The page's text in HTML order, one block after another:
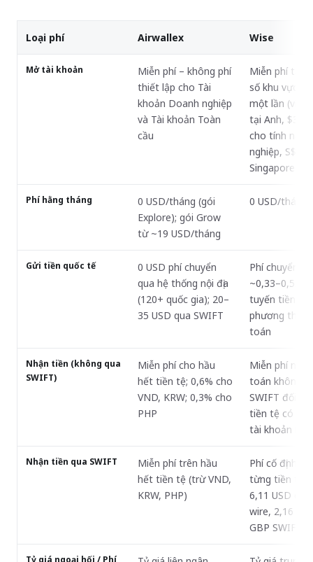
Loại phí Airwallex Wise
Mở tài khoản
Miễn phí – không phí
thiết lập cho Tài
khoản Doanh nghiệp
và Tài khoản Toàn
cầu
Miễn phí tại
số khu vực
một lần (ví
tại Anh, $31
cho tính
nghiệp, S$99
Singapore)
Phí hằng tháng
0 USD/tháng (gói
Explore); gói Grow
từ ~19 USD/tháng
0 USD/tháng
Gửi tiền quốc tế
0 USD phí chuyển
qua hệ thống nội địa
(120+ quốc gia); 20–
35 USD qua SWIFT
Phí chuyển
~0,33–0,55%
tuyến tiền tệ
phương thức
toán
Nhận tiền (không qua
SWIFT)
Miễn phí cho hầu
hết tiền tệ; 0,6% cho
VND, KRW; 0,3% cho
PHP
Miễn phí
toán không
SWIFT đối
tiền tệ có
tài khoản nội
Nhận tiền qua SWIFT
Miễn phí trên hầu
hết tiền tệ (trừ VND,
KRW, PHP)
Phí cố định
từng tiền tệ
6,11 USD cho
wire, 2,16
GBP SWIFT)
Tỷ giá ngoại hối / Phí